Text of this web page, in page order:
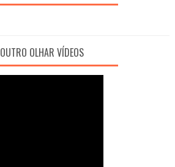
OUTRO OLHAR VÍDEOS